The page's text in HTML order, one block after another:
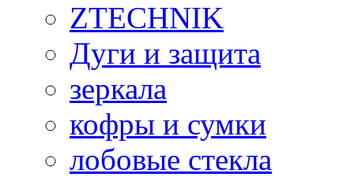
ZTECHNIK
Дуги и защита
зеркала
кофры и сумки
лобовые стекла